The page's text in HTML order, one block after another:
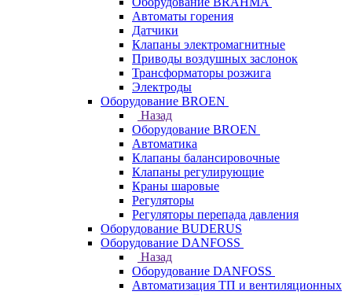
Автоматы горения
Датчики
Клапаны электромагнитные
Приводы воздушных заслонок
Трансформаторы розжига
Электроды
Оборудование BROEN
Назад
Оборудование BROEN
Автоматика
Клапаны балансировочные
Клапаны регулирующие
Краны шаровые
Регуляторы
Регуляторы перепада давления
Оборудование BUDERUS
Оборудование DANFOSS
Назад
Оборудование DANFOSS
Автоматизация ТП и вентиляционных